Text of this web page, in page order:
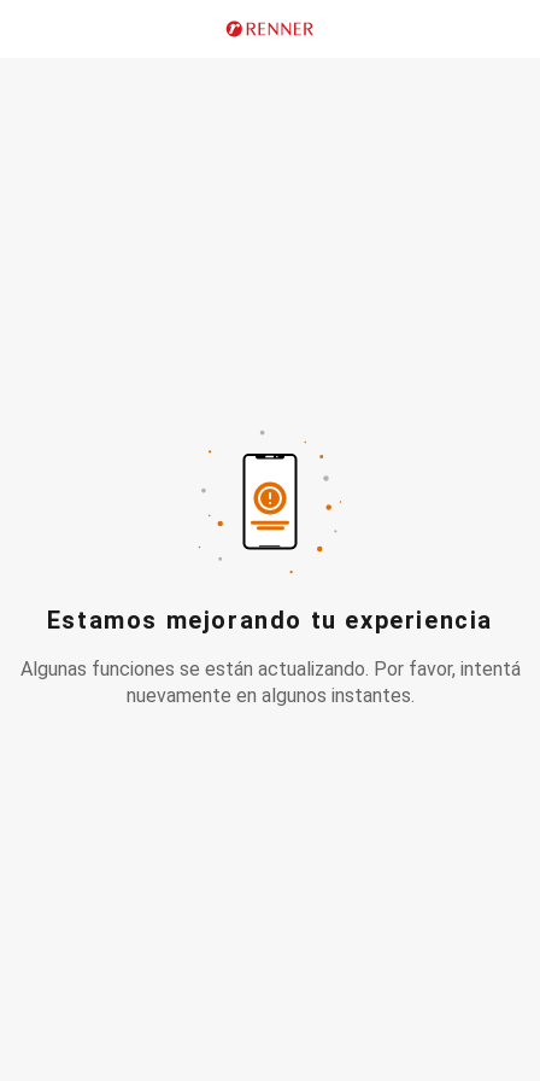
Estamos mejorando tu experiencia
Algunas funciones se están actualizando. Por favor, intentá
nuevamente en algunos instantes.